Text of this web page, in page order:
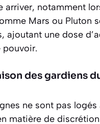
arriver, notamment
Mars ou Pluton
ajoutant une dose
pouvoir.
des gardiens
ne sont pas logés
matière de